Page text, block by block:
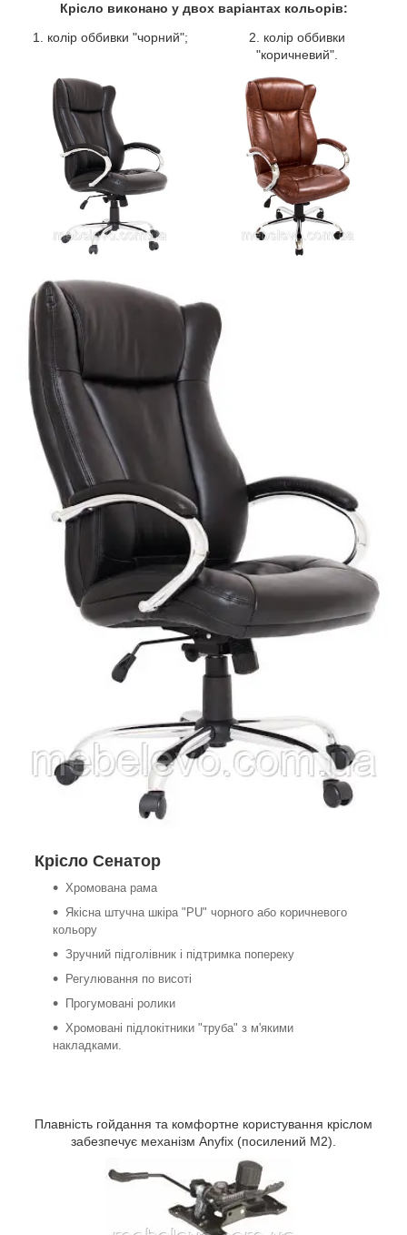
Крісло виконано у двох варіантах кольорів:
1. колір оббивки "чорний";
2. колір оббивки
"коричневий".
Крісло Сенатор
Хромована рама
Якісна штучна шкіра "PU" чорного або коричневого
кольору
Зручний підголівник і підтримка попереку
Регулювання по висоті
Прогумовані ролики
Хромовані підлокітники "труба" з м'якими
накладками.
Плавність гойдання та комфортне користування кріслом
забезпечує механізм Anyfix (посилений M2).